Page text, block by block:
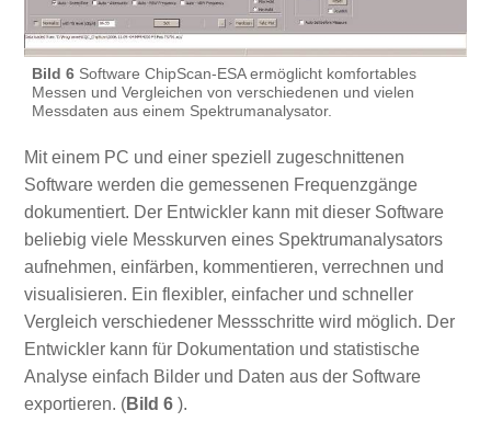
Bild 6Software ChipScan-ESA ermöglicht komfortables
Messen und Vergleichen von verschiedenen und vielen
Messdaten aus einem Spektrumanalysator.
Mit einem PC und einer speziell zugeschnittenen
Software werden die gemessenen Frequenzgänge
dokumentiert. Der Entwickler kann mit dieser Software
beliebig viele Messkurven eines Spektrumanalysators
aufnehmen, einfärben, kommentieren, verrechnen und
visualisieren. Ein flexibler, einfacher und schneller
Vergleich verschiedener Messschritte wird möglich. Der
Entwickler kann für Dokumentation und statistische
Analyse einfach Bilder und Daten aus der Software
exportieren. (Bild 6).